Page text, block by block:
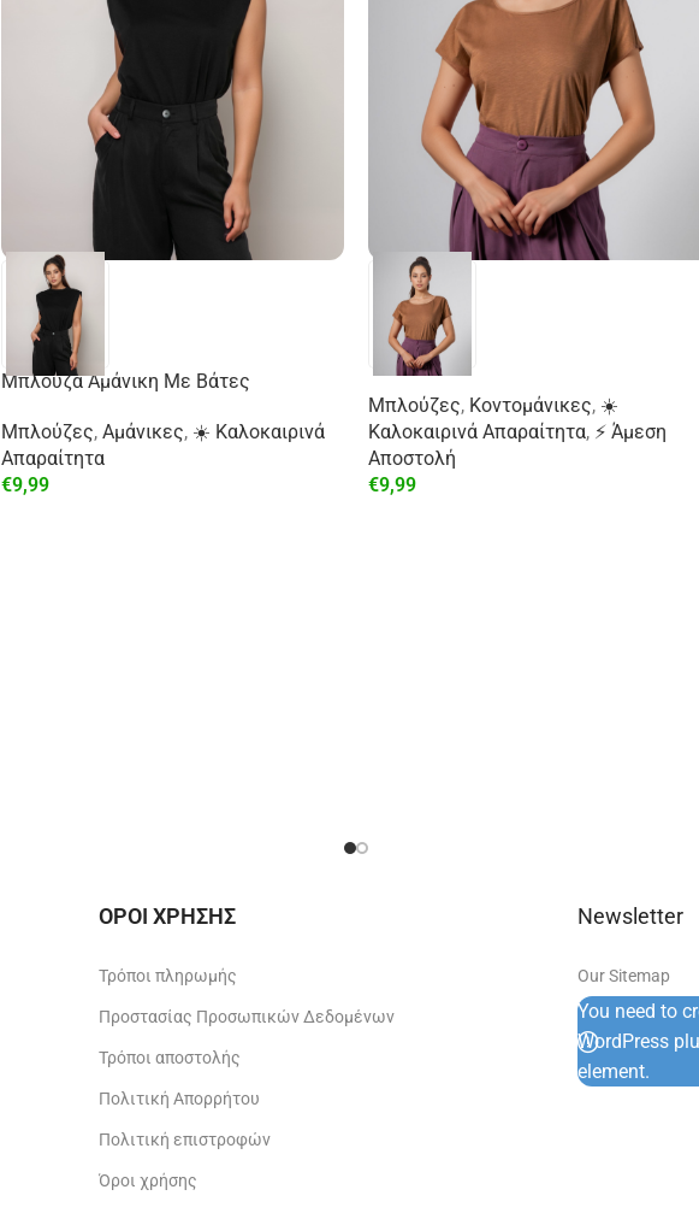
Μπλούζα Αμάνικη Με Βάτες
Μπλούζες, Αμάνικες, ☀️ Καλοκαιρινά
Απαραίτητα
€9,99
Μπλούζες, Κοντομάνικες, ☀️
Καλοκαιρινά Απαραίτητα, ⚡ Άμεση
Αποστολή
€9,99
ΟΡΟΙ ΧΡΗΣΗΣ
Τρόποι πληρωμής
Προστασίας Προσωπικών Δεδομένων
Τρόποι αποστολής
Πολιτική Απορρήτου
Πολιτική επιστροφών
Όροι χρήσης
Newsletter
Our Sitemap
You need to
WordPress
element.